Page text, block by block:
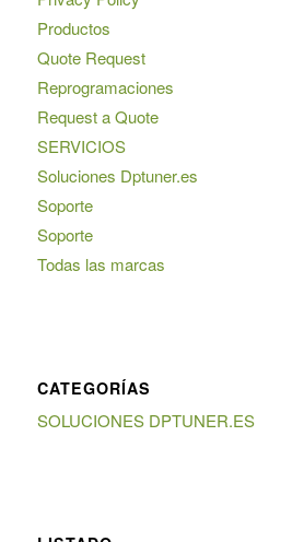
Productos
Quote Request
Reprogramaciones
Request a Quote
SERVICIOS
Soluciones Dptuner.es
Soporte
Soporte
Todas las marcas
CATEGORÍAS
SOLUCIONES DPTUNER.ES